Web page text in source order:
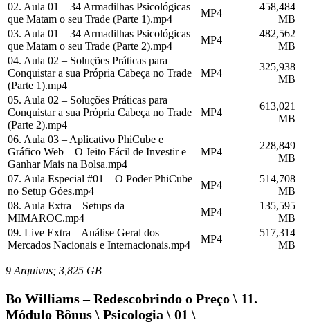
02. Aula 01 – 34 Armadilhas Psicológicas
que Matam o seu Trade (Parte 1).mp4
MP4
458,484
MB
03. Aula 01 – 34 Armadilhas Psicológicas
que Matam o seu Trade (Parte 2).mp4
MP4
482,562
MB
04. Aula 02 – Soluções Práticas para
Conquistar a sua Própria Cabeça no Trade
(Parte 1).mp4
MP4
325,938
MB
05. Aula 02 – Soluções Práticas para
Conquistar a sua Própria Cabeça no Trade
(Parte 2).mp4
MP4
613,021
MB
06. Aula 03 – Aplicativo PhiCube e
Gráfico Web – O Jeito Fácil de Investir e
Ganhar Mais na Bolsa.mp4
MP4
228,849
MB
07. Aula Especial #01 – O Poder PhiCube
no Setup Góes.mp4
MP4
514,708
MB
08. Aula Extra – Setups da
MIMAROC.mp4
MP4
135,595
MB
09. Live Extra – Análise Geral dos
Mercados Nacionais e Internacionais.mp4
MP4
517,314
MB
9 Arquivos; 3,825 GB
Bo Williams – Redescobrindo o Preço \ 11.
Módulo Bônus \ Psicologia \ 01 \